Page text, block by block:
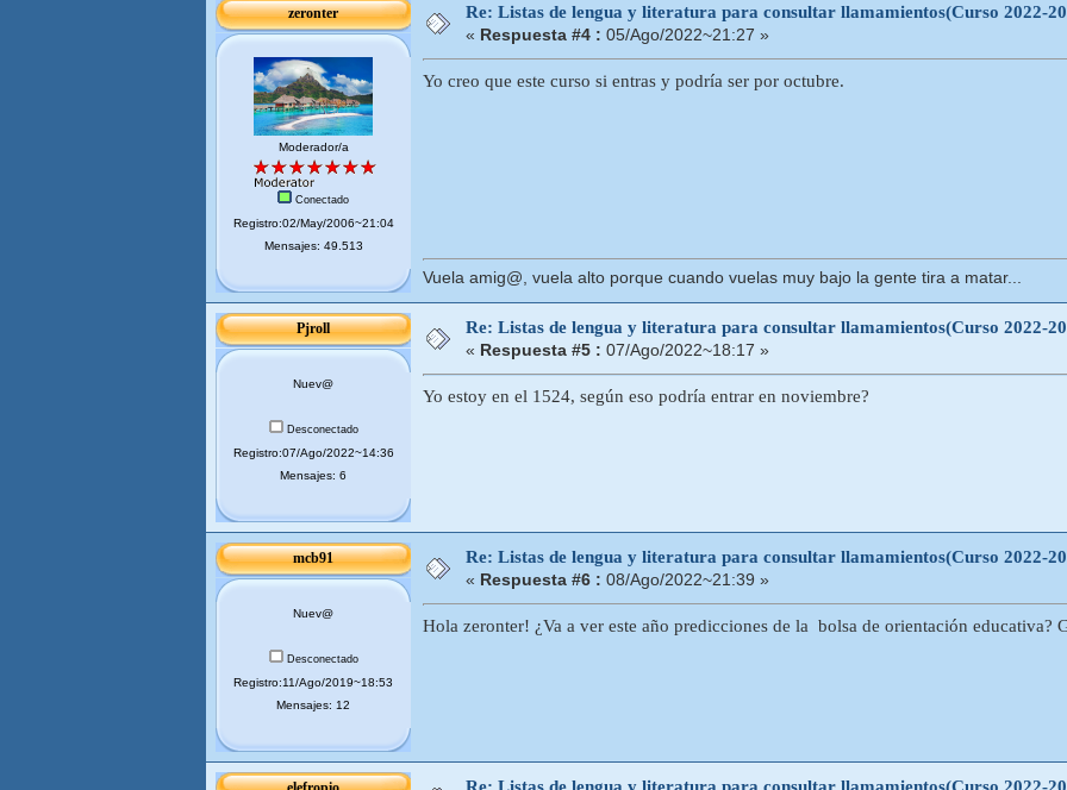
zeronter
Moderador/a
Conectado
Registro:02/May/2006~21:04
Mensajes: 49.513
Re: Listas de lengua y literatura para consultar llamamientos(Curso 2022-
« Respuesta #4 : 05/Ago/2022~21:27 »
Yo creo que este curso si entras y podría ser por octubre.
Vuela amig@, vuela alto porque cuando vuelas muy bajo la gente tira a matar...
Pjroll
Nuev@
Desconectado
Registro:07/Ago/2022~14:36
Mensajes: 6
Re: Listas de lengua y literatura para consultar llamamientos(Curso 2022-
« Respuesta #5 : 07/Ago/2022~18:17 »
Yo estoy en el 1524, según eso podría entrar en noviembre?
mcb91
Nuev@
Desconectado
Registro:11/Ago/2019~18:53
Mensajes: 12
Re: Listas de lengua y literatura para consultar llamamientos(Curso 2022-
« Respuesta #6 : 08/Ago/2022~21:39 »
Hola zeronter! ¿Va a ver este año predicciones de la bolsa de orientación educativa?